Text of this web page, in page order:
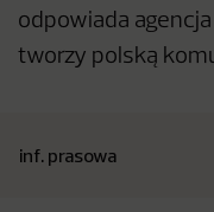
odpowiada
tworzy polską
inf. prasowa